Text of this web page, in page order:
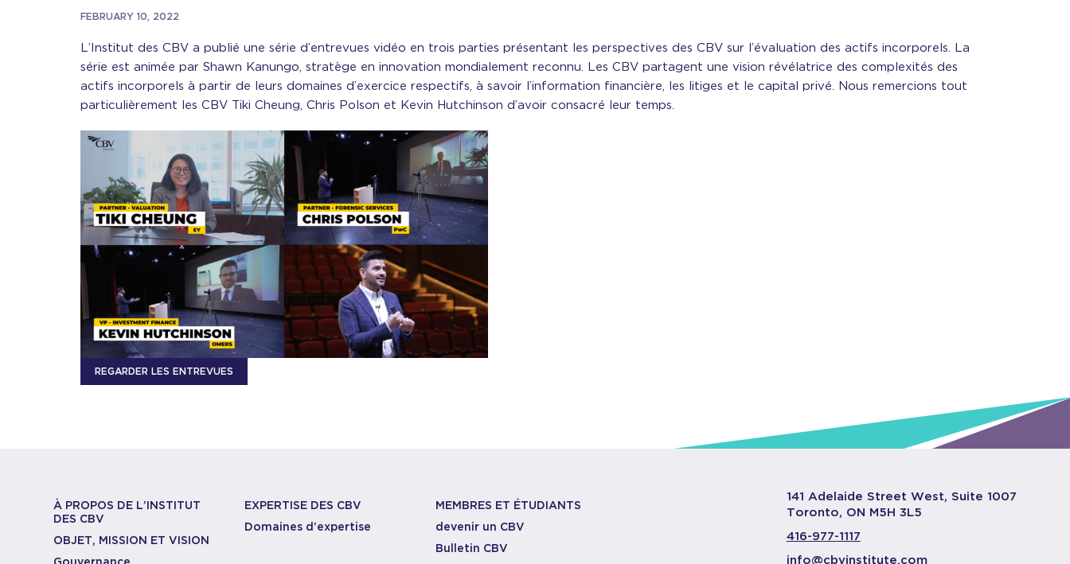
FEBRUARY 10, 2022
L’Institut des CBV a publié une série d’entrevues vidéo en trois parties présentant les perspectives des CBV sur l’évaluation des actifs incorporels. La
série est animée par Shawn Kanungo, stratège en innovation mondialement reconnu. Les CBV partagent une vision révélatrice des complexités des
actifs incorporels à partir de leurs domaines d’exercice respectifs, à savoir l’information financière, les litiges et le capital privé. Nous remercions tout
particulièrement les CBV Tiki Cheung, Chris Polson et Kevin Hutchinson d’avoir consacré leur temps.
REGARDER LES ENTREVUES
À PROPOS DE L’INSTITUT
DES CBV
OBJET, MISSION ET VISION
EXPERTISE DES CBV
Domaines d’expertise
MEMBRES ET ÉTUDIANTS
devenir un CBV
Bulletin CBV
141 Adelaide Street West, Suite 1007
Toronto, ON M5H 3L5
416-977-1117
info@cbvinstitute.com